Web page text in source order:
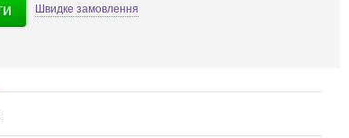
Швидкезамовлення